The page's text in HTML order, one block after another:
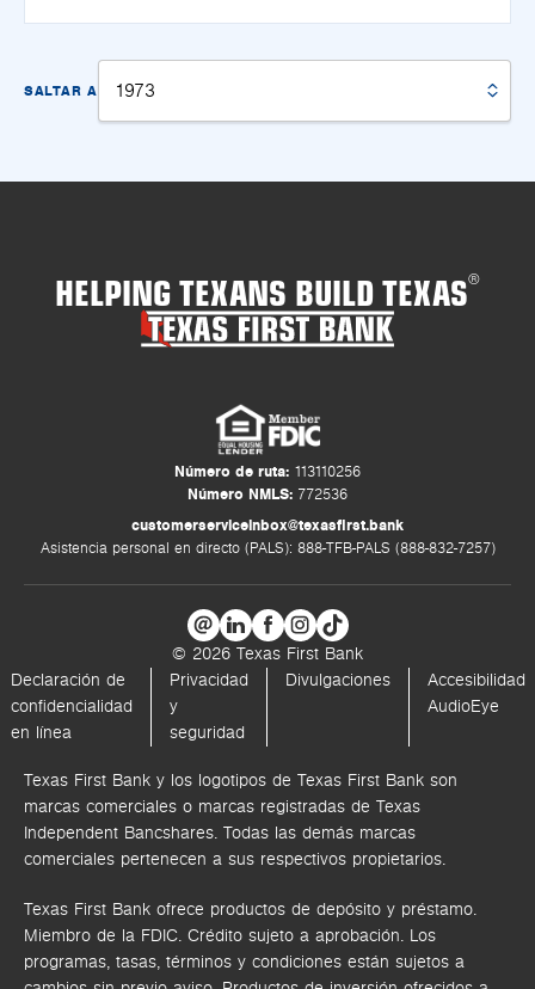
SALTAR A
HELPING TEXANS BUILD TEXAS®
Número de ruta: 113110256
Número NMLS: 772536
customerserviceinbox@texasfirst.bank
Asistencia personal en directo (PALS): 888-TFB-PALS (888-832-7257)
© 2026 Texas First Bank
Declaración de
confidencialidad
en línea
Privacidad
y
seguridad
Divulgaciones
Accesibilidad
AudioEye
Texas First Bank y los logotipos de Texas First Bank son
marcas comerciales o marcas registradas de Texas
Independent Bancshares. Todas las demás marcas
comerciales pertenecen a sus respectivos propietarios.
Texas First Bank ofrece productos de depósito y préstamo.
Miembro de la FDIC. Crédito sujeto a aprobación. Los
programas, tasas, términos y condiciones están sujetos a